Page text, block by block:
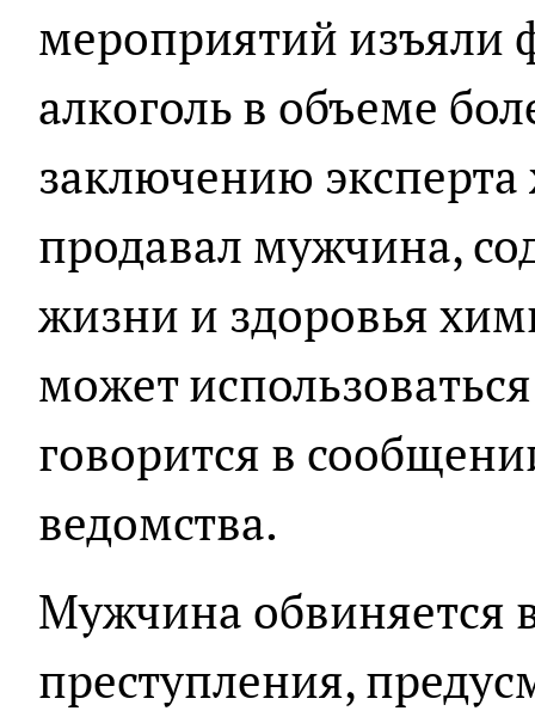
мероприятий
алкоголь в объеме
заключению
продавал мужчина,
жизни и здоровья
может
говорится в
ведомства.
Мужчина обвиняется
преступления,